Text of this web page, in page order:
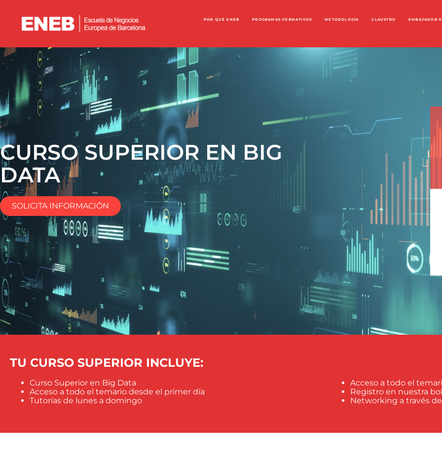
POR QUÉ ENEB PROGRAMAS FORMATIVOS METODOLOGÍA CLAUSTRO EMBAJADOR
CURSO SUPERIOR EN BIG
DATA
SOLICITA INFORMACIÓN
TU CURSO SUPERIOR INCLUYE:
Curso Superior en Big Data
Acceso a todo el temario desde el primer día
Tutorías de lunes a domingo
Acceso a todo el
Registro en nuestra
Networking a través